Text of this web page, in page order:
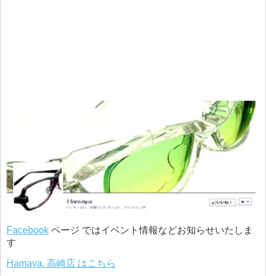
Facebook ページ ではイベント情報などお知らせいたしま
す
Hamaya. 高崎店 はこちら